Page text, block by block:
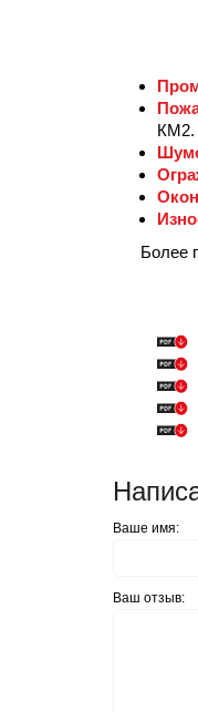
КМ2.
Более
Ваше имя:
Ваш отзыв: